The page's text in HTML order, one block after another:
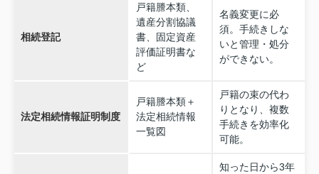
相続登記
戸籍謄本類、
遺産分割協議
書、固定資産
評価証明書な
ど
名義変更に必
須。手続きしな
いと管理・処分
ができない。
法定相続情報証明制度
戸籍謄本類＋
法定相続情報
一覧図
戸籍の束の代わ
りとなり、複数
手続きを効率化
可能。
知った日から3年